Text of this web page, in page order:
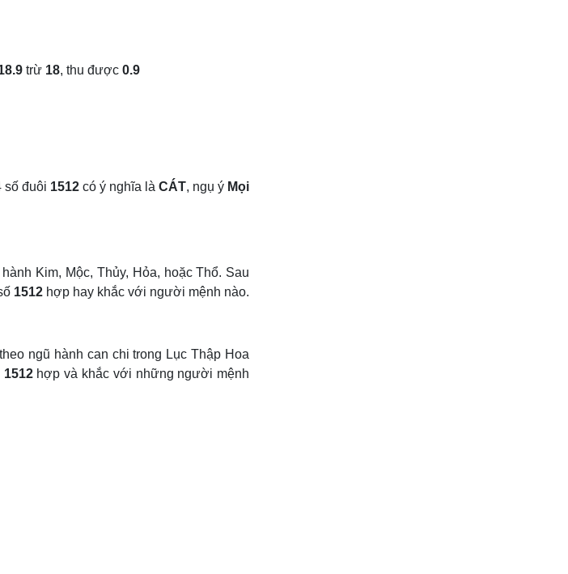
trừ 18, thu được 0.9
số đuôi 1512có ý nghĩa làCÁT, ngụ ý Mọi
Kim, Mộc, Thủy, Hỏa, hoặc Thổ. Sau
1512 hợp hay khắc với người mệnh nào.
ngũ hành can chi trong Lục Thập Hoa
1512hợp và khắc với những người mệnh